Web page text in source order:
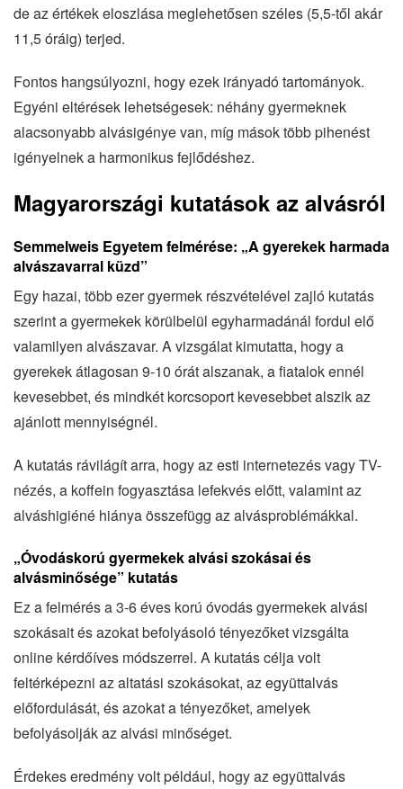
de az értékek eloszlása meglehetősen széles (5,5-től akár
11,5 óráig) terjed.
Fontos hangsúlyozni, hogy ezek irányadó tartományok.
Egyéni eltérések lehetségesek: néhány gyermeknek
alacsonyabb alvásigénye van, míg mások több pihenést
igényelnek a harmonikus fejlődéshez.
Magyarországi kutatások az alvásról
Semmelweis Egyetem felmérése: „A gyerekek harmada
alvászavarral küzd”
Egy hazai, több ezer gyermek részvételével zajló kutatás
szerint a gyermekek körülbelül egyharmadánál fordul elő
valamilyen alvászavar. A vizsgálat kimutatta, hogy a
gyerekek átlagosan 9-10 órát alszanak, a fiatalok ennél
kevesebbet, és mindkét korcsoport kevesebbet alszik az
ajánlott mennyiségnél.
A kutatás rávilágít arra, hogy az esti internetezés vagy TV-
nézés, a koffein fogyasztása lefekvés előtt, valamint az
alváshigiéné hiánya összefügg az alvásproblémákkal.
„Óvodáskorú gyermekek alvási szokásai és
alvásminősége” kutatás
Ez a felmérés a 3-6 éves korú óvodás gyermekek alvási
szokásait és azokat befolyásoló tényezőket vizsgálta
online kérdőíves módszerrel. A kutatás célja volt
feltérképezni az altatási szokásokat, az együttalvás
előfordulását, és azokat a tényezőket, amelyek
befolyásolják az alvási minőséget.
Érdekes eredmény volt például, hogy az együttalvás